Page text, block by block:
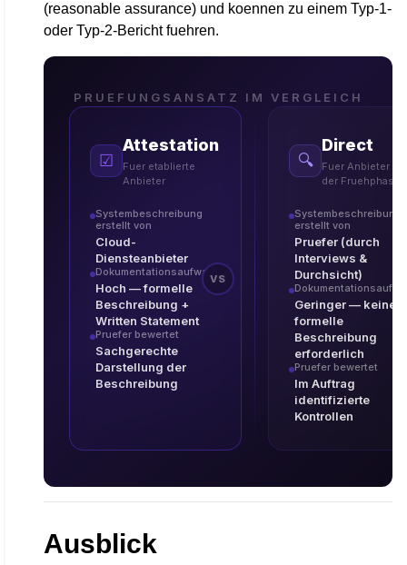
(reasonable assurance) und koennen zu einem Typ-1-
oder Typ-2-Bericht fuehren.
PRUEFUNGSANSATZ IM VERGLEICH
☑
Attestation
Fuer etablierte
Anbieter
Systembeschreibung
erstellt von
Cloud-
Diensteanbieter
Dokumentationsaufwand
Hoch — formelle
Beschreibung +
Written Statement
Pruefer bewertet
Sachgerechte
Darstellung der
Beschreibung
VS
🔍
Direct
Fuer Anbieter in
der Fruehphase
Systembeschreibung
erstellt von
Pruefer (durch
Interviews &
Durchsicht)
Geringer — keine
formelle
Beschreibung
erforderlich
Pruefer bewertet
Im Auftrag
identifizierte
Kontrollen
Ausblick